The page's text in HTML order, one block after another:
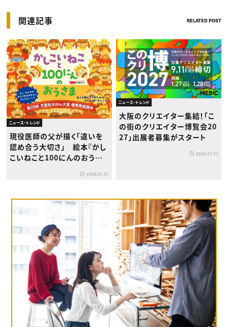
関連記事 RELATED POST
ニュース・トレンド
現役医師の父が描く「違いを
認め合う大切さ」 絵本『かし
こいねこと100にんのおうさ
2026.07.31
ニュース・トレンド
大阪のクリエイター集結！「こ
の街のクリエイター博覧会20
27」出展者募集がスタート
2026.07.31